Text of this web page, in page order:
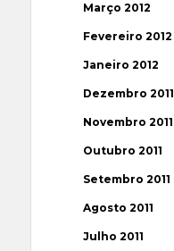
Março 2012
Fevereiro 2012
Janeiro 2012
Dezembro 2011
Novembro 2011
Outubro 2011
Setembro 2011
Agosto 2011
Julho 2011